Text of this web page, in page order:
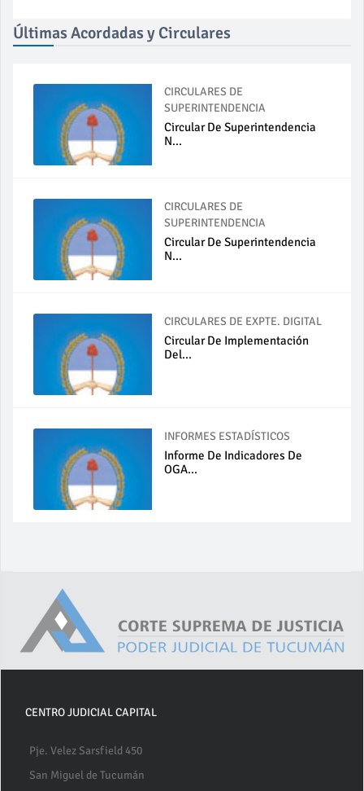
Últimas Acordadas y Circulares
CIRCULARES DE
SUPERINTENDENCIA
Circular De Superintendencia
N...
CIRCULARES DE
SUPERINTENDENCIA
Circular De Superintendencia
N...
CIRCULARES DE EXPTE. DIGITAL
Circular De Implementación
Del...
INFORMES ESTADÍSTICOS
Informe De Indicadores De
OGA...
CENTRO JUDICIAL CAPITAL
Pje. Velez Sarsfield 450
San Miguel de Tucumán